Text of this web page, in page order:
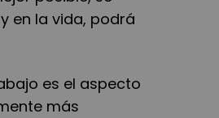
en la vida, podrá
es el aspecto
más